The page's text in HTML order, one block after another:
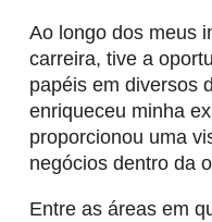
Ao longo dos meus
carreira, tive a
papéis em diversos
enriqueceu minha
proporcionou uma
negócios dentro da
Entre as áreas em